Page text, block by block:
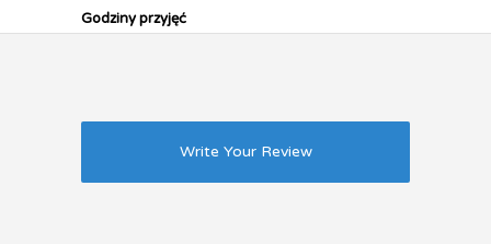
Godziny przyjęć
Write Your Review